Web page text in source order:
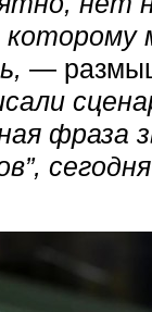
которому
—
фраза